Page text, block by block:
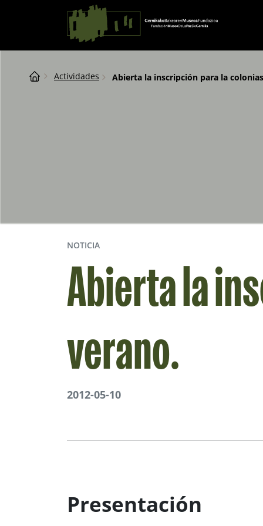
Saltar al contingut
Navegación principal
Breadcrumb
Actividades Abierta la inscripción para la
NOTICIA
Abierta la
verano.
2012-05-10
Presentación